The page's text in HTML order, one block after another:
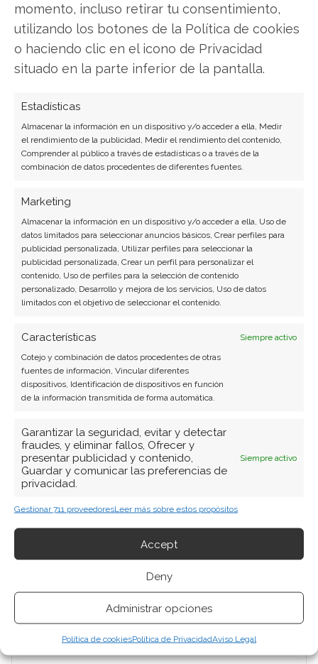
momento, incluso retirar tu consentimiento,
utilizando los botones de la Política de cookies
o haciendo clic en el icono de Privacidad
situado en la parte inferior de la pantalla.
Estadísticas
Almacenar la información en un dispositivo y/o acceder a ella, Medir
el rendimiento de la publicidad, Medir el rendimiento del contenido,
Comprender al público a través de estadísticas o a través de la
combinación de datos procedentes de diferentes fuentes.
Marketing
Almacenar la información en un dispositivo y/o acceder a ella, Uso de
datos limitados para seleccionar anuncios básicos, Crear perfiles para
publicidad personalizada, Utilizar perfiles para seleccionar la
publicidad personalizada, Crear un perfil para personalizar el
contenido, Uso de perfiles para la selección de contenido
personalizado, Desarrollo y mejora de los servicios, Uso de datos
limitados con el objetivo de seleccionar el contenido.
Características
Siempre activo
Cotejo y combinación de datos procedentes de otras
fuentes de información, Vincular diferentes
dispositivos, Identificación de dispositivos en función
de la información transmitida de forma automática.
Garantizar la seguridad, evitar y detectar
fraudes, y eliminar fallos, Ofrecer y
presentar publicidad y contenido,
Guardar y comunicar las preferencias de
privacidad.
Siempre activo
Gestionar 711 proveedoresLeer más sobre estos propósitos
Accept
Deny
Administrar opciones
Política de cookiesPolítica de PrivacidadAviso Legal
SOBRE EL AUTOR
Carmen Ruiz López
transformación digital con más de 8 años de
experiencia. Experta en inteligencia artificial,
ciberseguridad y startups tecnológicas.